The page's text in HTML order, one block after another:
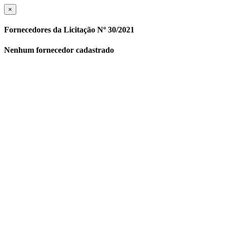
×
Fornecedores da Licitação Nº 30/2021
Nenhum fornecedor cadastrado